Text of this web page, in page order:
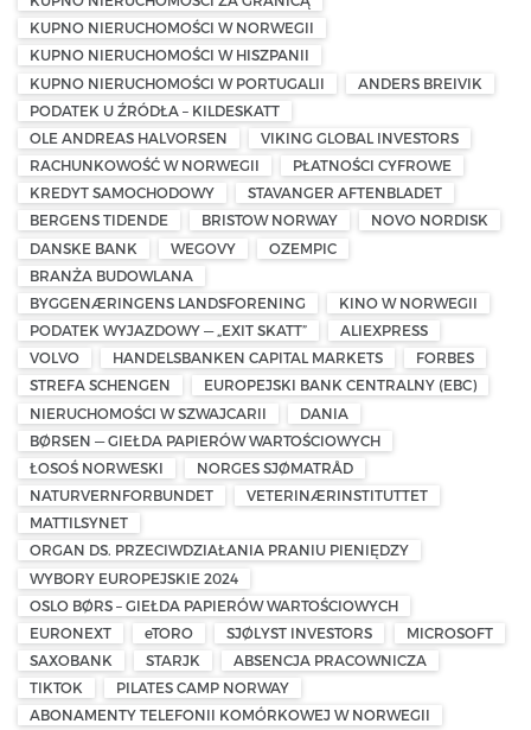
KUPNO NIERUCHOMOŚCI W NORWEGII
KUPNO NIERUCHOMOŚCI W HISZPANII
KUPNO NIERUCHOMOŚCI W PORTUGALII
ANDERS BREIVIK
PODATEK U ŹRÓDŁA – KILDESKATT
OLE ANDREAS HALVORSEN
VIKING GLOBAL INVESTORS
RACHUNKOWOŚĆ W NORWEGII
PŁATNOŚCI CYFROWE
KREDYT SAMOCHODOWY
STAVANGER AFTENBLADET
BERGENS TIDENDE
BRISTOW NORWAY
NOVO NORDISK
DANSKE BANK
WEGOVY
OZEMPIC
BRANŻA BUDOWLANA
BYGGENÆRINGENS LANDSFORENING
KINO W NORWEGII
PODATEK WYJAZDOWY — „EXIT SKATT”
ALIEXPRESS
VOLVO
HANDELSBANKEN CAPITAL MARKETS
FORBES
STREFA SCHENGEN
EUROPEJSKI BANK CENTRALNY (EBC)
NIERUCHOMOŚCI W SZWAJCARII
DANIA
BØRSEN — GIEŁDA PAPIERÓW WARTOŚCIOWYCH
ŁOSOŚ NORWESKI
NORGES SJØMATRÅD
NATURVERNFORBUNDET
VETERINÆRINSTITUTTET
MATTILSYNET
ORGAN DS. PRZECIWDZIAŁANIA PRANIU PIENIĘDZY
WYBORY EUROPEJSKIE 2024
OSLO BØRS – GIEŁDA PAPIERÓW WARTOŚCIOWYCH
EURONEXT
eTORO SJØLYST INVESTORS
MICROSOFT
SAXOBANK
STARJK
ABSENCJA PRACOWNICZA
TIKTOK
PILATES CAMP NORWAY
ABONAMENTY TELEFONII KOMÓRKOWEJ W NORWEGII